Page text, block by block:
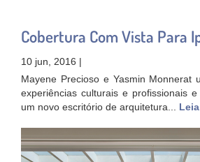
Cobertura Com Vista Para
10 jun, 2016 |
Mayene Precioso e Yasmin Monnerat
experiências culturais e profissionais
um novo escritório de arquitetura...